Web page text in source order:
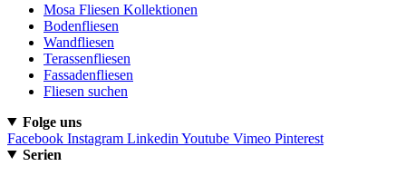
Mosa Fliesen Kollektionen
Bodenfliesen
Wandfliesen
Terassenfliesen
Fassadenfliesen
Fliesen suchen
Folge uns
Facebook Instagram Linkedin Youtube Vimeo Pinterest
Serien